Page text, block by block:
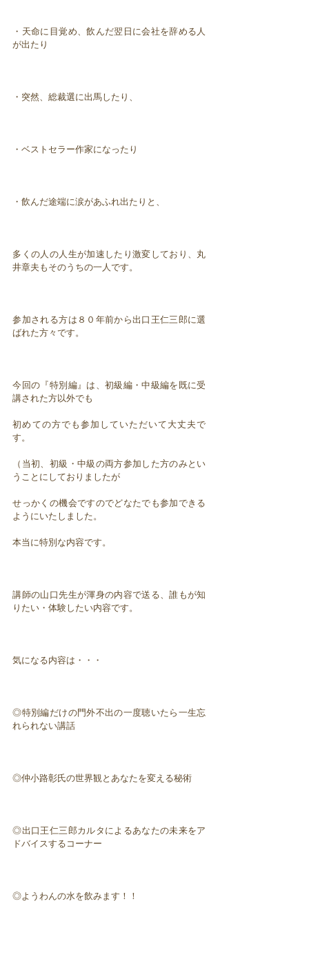
・天命に目覚め、飲んだ翌日に会社を辞める人
が出たり
・突然、総裁選に出馬したり、
・ベストセラー作家になったり
・飲んだ途端に涙があふれ出たりと、
多くの人の人生が加速したり激変しており、丸
井章夫もそのうちの一人です。
参加される方は８０年前から出口王仁三郎に選
ばれた方々です。
今回の『特別編』は、初級編・中級編を既に受
講された方以外でも
初めての方でも参加していただいて大丈夫で
す。
（当初、初級・中級の両方参加した方のみとい
うことにしておりましたが
せっかくの機会ですのでどなたでも参加できる
ようにいたしました。
本当に特別な内容です。
講師の山口先生が渾身の内容で送る、誰もが知
りたい・体験したい内容です。
気になる内容は・・・
◎特別編だけの門外不出の一度聴いたら一生忘
れられない講話
◎仲小路彰氏の世界観とあなたを変える秘術
◎出口王仁三郎カルタによるあなたの未来をア
ドバイスするコーナー
◎ようわんの水を飲みます！！